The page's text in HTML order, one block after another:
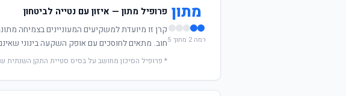
מתון
רמה 2 מתוך 5
פרופיל מתון — איזון עם נטייה לביטחון
קרן זו מיועדת למשקיעים המעוניינים בצמיחה
חוב. מתאים לחוסכים עם אופק השקעה בינוני
* פרופיל הסיכון מחושב על בסיס סטיית התקן השנתית